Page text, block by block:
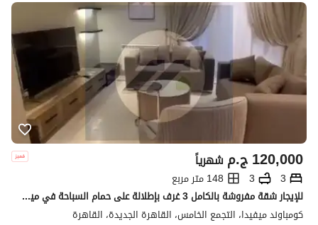
ج.م120,000 شهرياً
3
3
148 متر مربع
للإيجار شقة مفروشة بالكامل 3 غرف بإطلالة على حمام السباحة في ميفيدا بوليفارد – القاهرة الجديدة
كومباوند ميفيدا، التجمع الخامس، القاهرة الجديدة، القاهرة